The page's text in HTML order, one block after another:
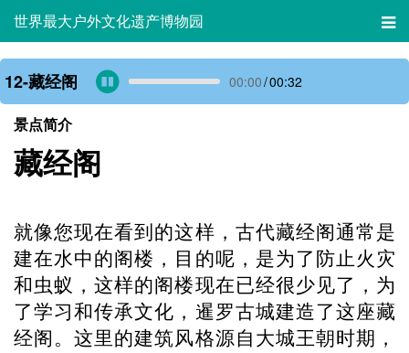
世界最大户外文化遗产博物园
12-藏经阁 00:00/00:32
景点简介
藏经阁
就像您现在看到的这样，古代藏经阁通常是
建在水中的阁楼，目的呢，是为了防止火灾
和虫蚁，这样的阁楼现在已经很少见了，为
了学习和传承文化，暹罗古城建造了这座藏
经阁。这里的建筑风格源自大城王朝时期，